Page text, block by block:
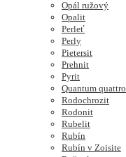
Opál ružový
Opalit
Perleť
Perly
Pietersit
Prehnit
Pyrit
Quantum quattro
Rodochrozit
Rodonit
Rubelit
Rubín
Rubín v Zoisite